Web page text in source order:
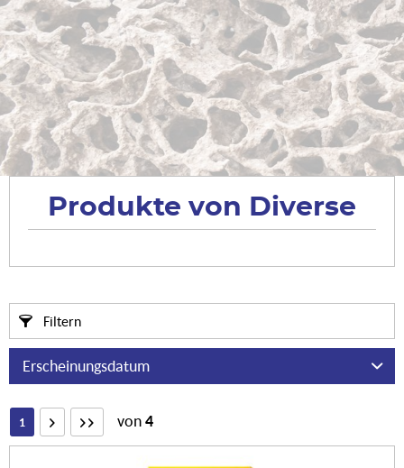
Produkte von Diverse
Filtern
1 von4